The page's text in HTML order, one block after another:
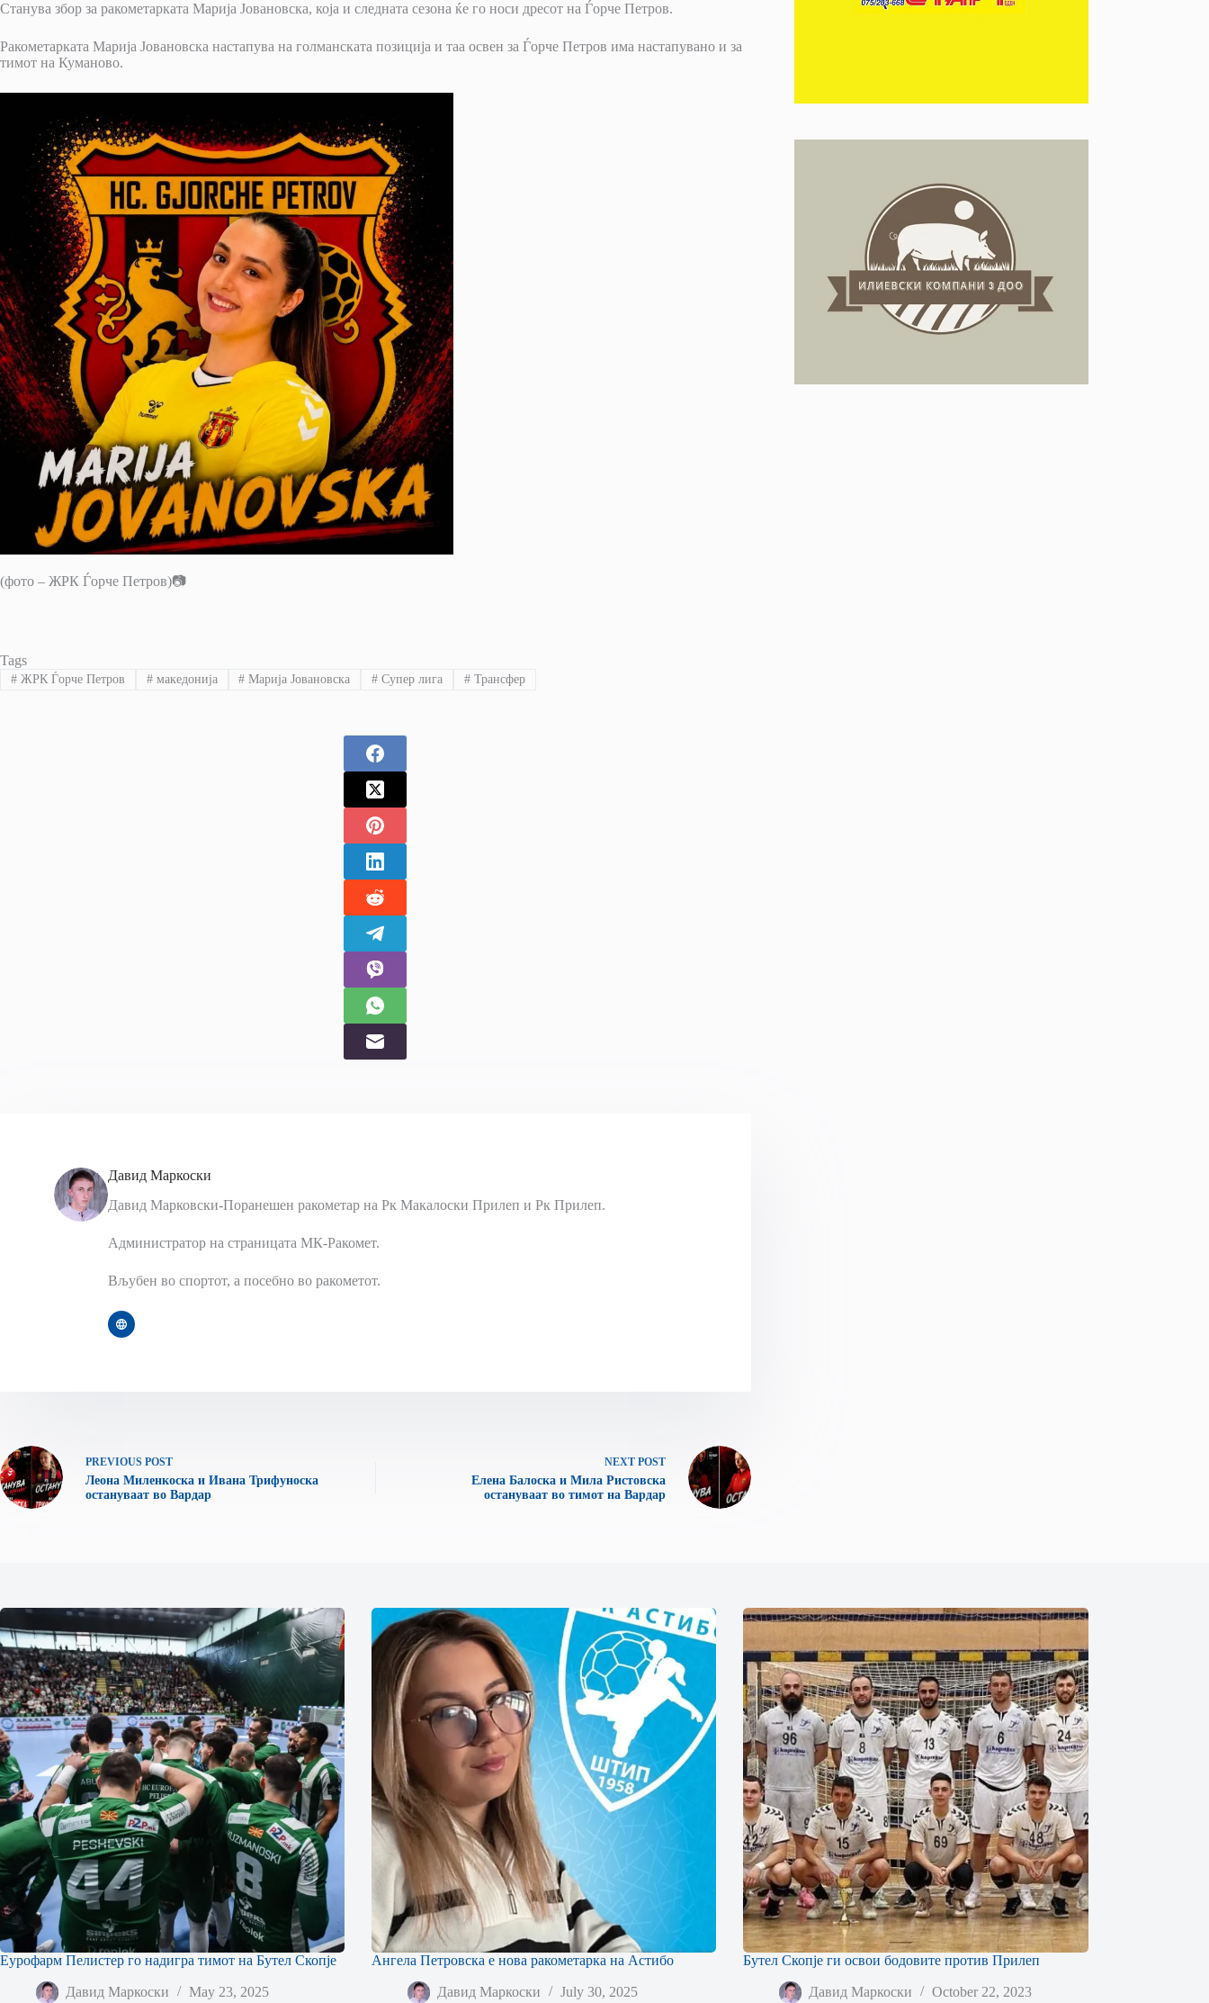
Станува збор за ракометарката Марија Јовановска, која и следната сезона ќе го носи дресот на Ѓорче Петров.
Ракометарката Марија Јовановска настапува на голманската позиција и таа освен за Ѓорче Петров има настапувано и за
тимот на Куманово.
(фото – ЖРК Ѓорче Петров)📷
Tags
#ЖРК Ѓорче Петров #македонија # Марија Јовановска # Супер лига # Трансфер
Давид Маркоски
Давид Марковски-Поранешен ракометар на Рк Макалоски Прилеп и Рк Прилеп.
Администратор на страницата МК-Ракомет.
Вљубен во спортот, а посебно во ракометот.
PREVIOUS POST
Леона Миленкоска и Ивана Трифуноска
остануваат во Вардар
NEXT POST
Елена Балоска и Мила Ристовска
остануваат во тимот на Вардар
Еурофарм Пелистер го надигра тимот на Бутел Скопје
Давид Маркоски May 23, 2025
Ангела Петровска е нова ракометарка на Астибо
Давид Маркоски July 30, 2025
Бутел Скопје ги освои бодовите против Прилеп
Давид Маркоски October 22, 2023